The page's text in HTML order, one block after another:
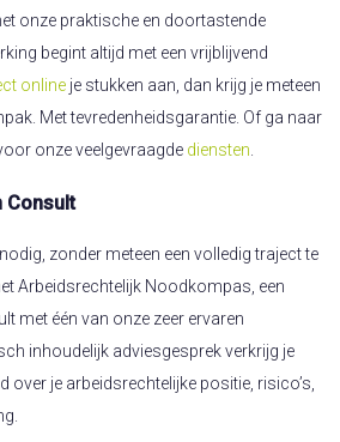
onze praktische en doortastende
begint altijd met een vrijblijvend
online je stukken aan, dan krijg je meteen
Met tevredenheidsgarantie. Of ga naar
onze veelgevraagde diensten.
Consult
zonder meteen een volledig traject te
Arbeidsrechtelijk Noodkompas, een
met één van onze zeer ervaren
inhoudelijk adviesgesprek verkrijg je
over je arbeidsrechtelijke positie, risico’s,